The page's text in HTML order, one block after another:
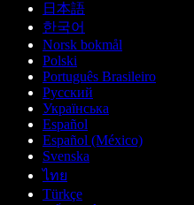
日本語
한국어
Norsk bokmål
Polski
Português Brasileiro
Русский
Українська
Español
Español (México)
Svenska
ไทย
Türkçe